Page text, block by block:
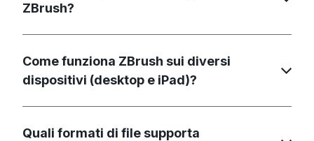
ZBrush?
Come funziona ZBrush sui diversi
dispositivi (desktop e iPad)?
Quali formati di file supporta